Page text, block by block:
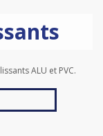
ALU et PVC.